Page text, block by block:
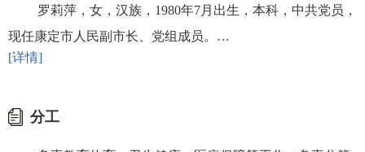
罗莉萍，女，汉族，1980年7月出生，本科，中共党员，
现任康定市人民副市长、党组成员。…
[详情]
分工